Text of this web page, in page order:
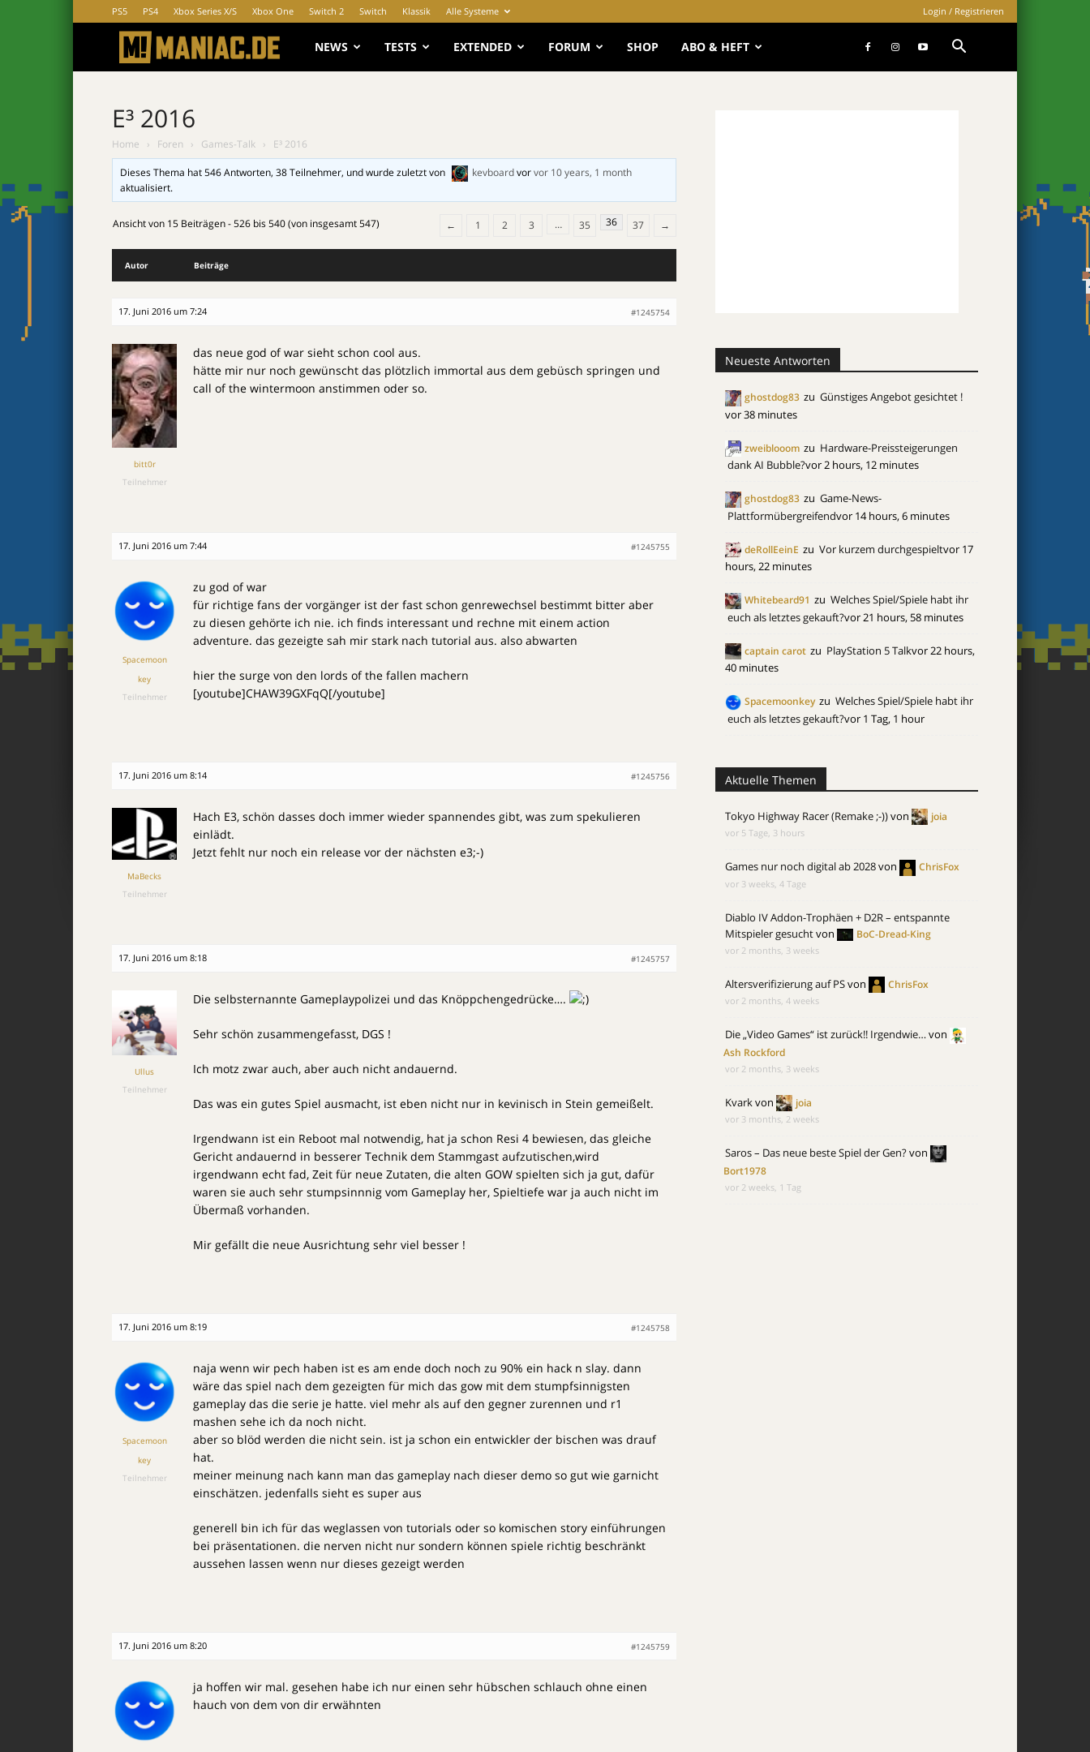
PS5 PS4 Xbox Series X/S Xbox One Switch 2 Switch Klassik Alle Systeme Login / Registrieren
MANIAC.de
NEWS TESTS EXTENDED FORUM SHOP ABO & HEFT
E³ 2016
Home › Foren › Games-Talk › E³ 2016
Dieses Thema hat 546 Antworten, 38 Teilnehmer, und wurde zuletzt von kevboardvorvor 10 years, 1 month
aktualisiert.
Ansicht von 15 Beiträgen - 526 bis 540 (von insgesamt 547) ← 1 2 3 … 35 36 37 →
Autor Beiträge
17. Juni 2016 um 7:24 #1245754
bitt0r
Teilnehmer
das neue god of war sieht schon cool aus.
hätte mir nur noch gewünscht das plötzlich immortal aus dem gebüsch springen und
call of the wintermoon anstimmen oder so.
17. Juni 2016 um 7:44 #1245755
Spacemoon
key
Teilnehmer
zu god of war
für richtige fans der vorgänger ist der fast schon genrewechsel bestimmt bitter aber
zu diesen gehörte ich nie. ich finds interessant und rechne mit einem action
adventure. das gezeigte sah mir stark nach tutorial aus. also abwarten
hier the surge von den lords of the fallen machern
[youtube]CHAW39GXFqQ[/youtube]
17. Juni 2016 um 8:14 #1245756
MaBecks
Teilnehmer
Hach E3, schön dasses doch immer wieder spannendes gibt, was zum spekulieren
einlädt.
Jetzt fehlt nur noch ein release vor der nächsten e3;-)
17. Juni 2016 um 8:18 #1245757
Ullus
Teilnehmer
Die selbsternannte Gameplaypolizei und das Knöppchengedrücke….
Sehr schön zusammengefasst, DGS !
Ich motz zwar auch, aber auch nicht andauernd.
Das was ein gutes Spiel ausmacht, ist eben nicht nur in kevinisch in Stein gemeißelt.
Irgendwann ist ein Reboot mal notwendig, hat ja schon Resi 4 bewiesen, das gleiche
Gericht andauernd in besserer Technik dem Stammgast aufzutischen,wird
irgendwann echt fad, Zeit für neue Zutaten, die alten GOW spielten sich ja gut, dafür
waren sie auch sehr stumpsinnnig vom Gameplay her, Spieltiefe war ja auch nicht im
Übermaß vorhanden.
Mir gefällt die neue Ausrichtung sehr viel besser !
17. Juni 2016 um 8:19 #1245758
Spacemoon
key
Teilnehmer
naja wenn wir pech haben ist es am ende doch noch zu 90% ein hack n slay. dann
wäre das spiel nach dem gezeigten für mich das gow mit dem stumpfsinnigsten
gameplay das die serie je hatte. viel mehr als auf den gegner zurennen und r1
mashen sehe ich da noch nicht.
aber so blöd werden die nicht sein. ist ja schon ein entwickler der bischen was drauf
hat.
meiner meinung nach kann man das gameplay nach dieser demo so gut wie garnicht
einschätzen. jedenfalls sieht es super aus
generell bin ich für das weglassen von tutorials oder so komischen story einführungen
bei präsentationen. die nerven nicht nur sondern können spiele richtig beschränkt
aussehen lassen wenn nur dieses gezeigt werden
17. Juni 2016 um 8:20 #1245759
ja hoffen wir mal. gesehen habe ich nur einen sehr hübschen schlauch ohne einen
hauch von dem von dir erwähnten
Neueste Antworten
ghostdog83 zu Günstiges Angebot gesichtet !
vor 38 minutes
zweiblooom zu Hardware-Preissteigerungen
dank AI Bubble?vor 2 hours, 12 minutes
ghostdog83 zu Game-News-
Plattformübergreifendvor 14 hours, 6 minutes
deRollEeinE zu Vor kurzem durchgespieltvor 17
hours, 22 minutes
Whitebeard91 zu Welches Spiel/Spiele habt ihr
euch als letztes gekauft?vor 21 hours, 58 minutes
captain carot zu PlayStation 5 Talkvor 22 hours,
40 minutes
Spacemoonkey zu Welches Spiel/Spiele habt ihr
euch als letztes gekauft?vor 1 Tag, 1 hour
Aktuelle Themen
Tokyo Highway Racer (Remake ;-))von joia
vor 5 Tage, 3 hours
Games nur noch digital ab 2028von ChrisFox
vor 3 weeks, 4 Tage
Diablo IV Addon-Trophäen + D2R – entspannte
Mitspieler gesuchtvon BoC-Dread-King
vor 2 months, 3 weeks
Altersverifizierung auf PSvon ChrisFox
vor 2 months, 4 weeks
Die „Video Games“ ist zurück!! Irgendwie…von
Ash Rockford
vor 2 months, 3 weeks
Kvarkvon joia
vor 3 months, 2 weeks
Saros – Das neue beste Spiel der Gen?von
Bort1978
vor 2 weeks, 1 Tag